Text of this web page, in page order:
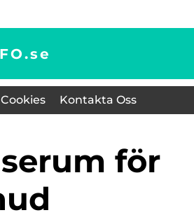
se
Cookies Kontakta Oss